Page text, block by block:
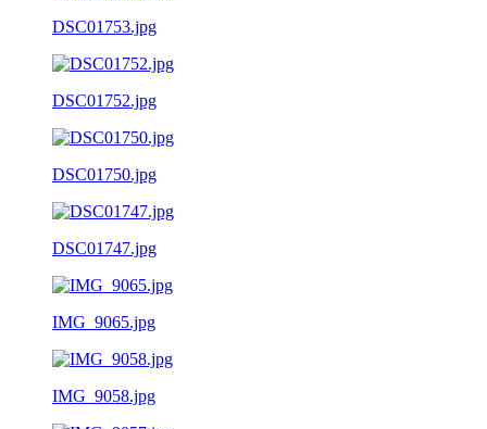
DSC01753.jpg
DSC01752.jpg
DSC01750.jpg
DSC01747.jpg
IMG_9065.jpg
IMG_9058.jpg